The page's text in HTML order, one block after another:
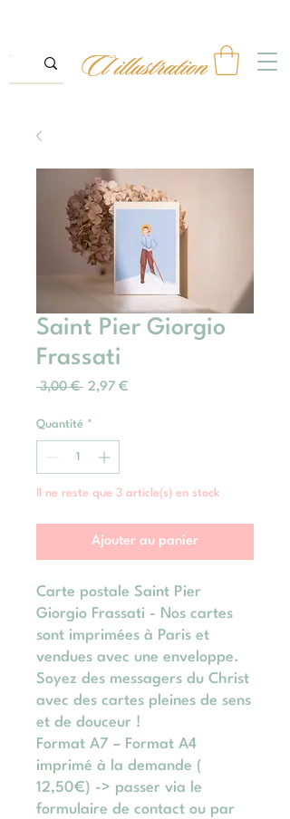
Saint Pier Giorgio
Frassati
3,00 € Prix
2,97 €Prix
Quantité *
Il ne reste que 3 article(s) en stock
Ajouter au panier
Carte postale Saint Pier
Giorgio Frassati - Nos cartes
sont imprimées à Paris et
vendues avec une enveloppe.
Soyez des messagers du Christ
avec des cartes pleines de sens
et de douceur !
Format A7 – Format A4
imprimé à la demande (
12,50€) -> passer via le
formulaire de contact ou par